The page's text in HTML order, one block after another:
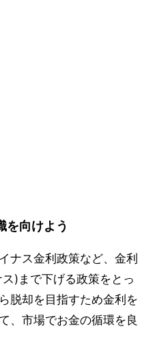
を向けよう
ナス金利政策など、金利
)まで下げる政策をとっ
脱却を目指すため金利を
、市場でお金の循環を良